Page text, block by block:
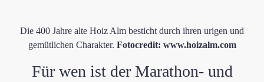
​Die 400 Jahre alte Hoiz Alm besticht durch ihren urigen und
gemütlichen Charakter. Fotocredit: www.hoizalm.com
Für wen ist der Marathon- und